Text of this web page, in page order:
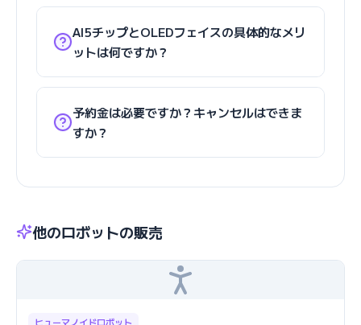
AI5チップとOLEDフェイスの具体的なメリ
ットは何ですか？
予約金は必要ですか？キャンセルはできま
すか？
他のロボットの販売
ヒューマノイドロボット